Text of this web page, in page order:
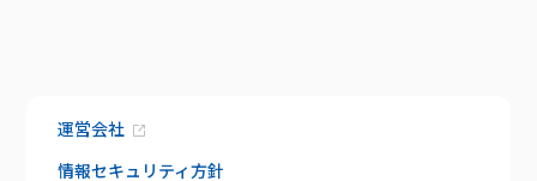
お役立ち資料
資料請求
給与明細
特長
セキュリティ
運営会社
情報セキュリティ方針